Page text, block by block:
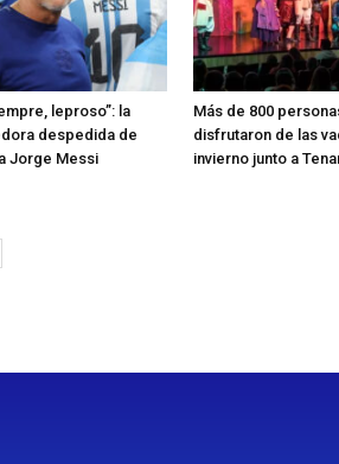
leproso”: la
despedida de
Jorge Messi
Más de 800
disfrutaron de las
invierno junto a